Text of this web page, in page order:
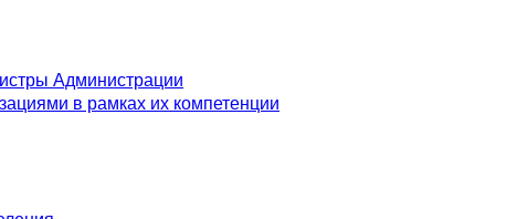
Администрации
в рамках их компетенции